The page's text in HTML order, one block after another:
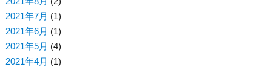
2021年7月 (1)
2021年6月 (1)
2021年5月 (4)
2021年4月 (1)